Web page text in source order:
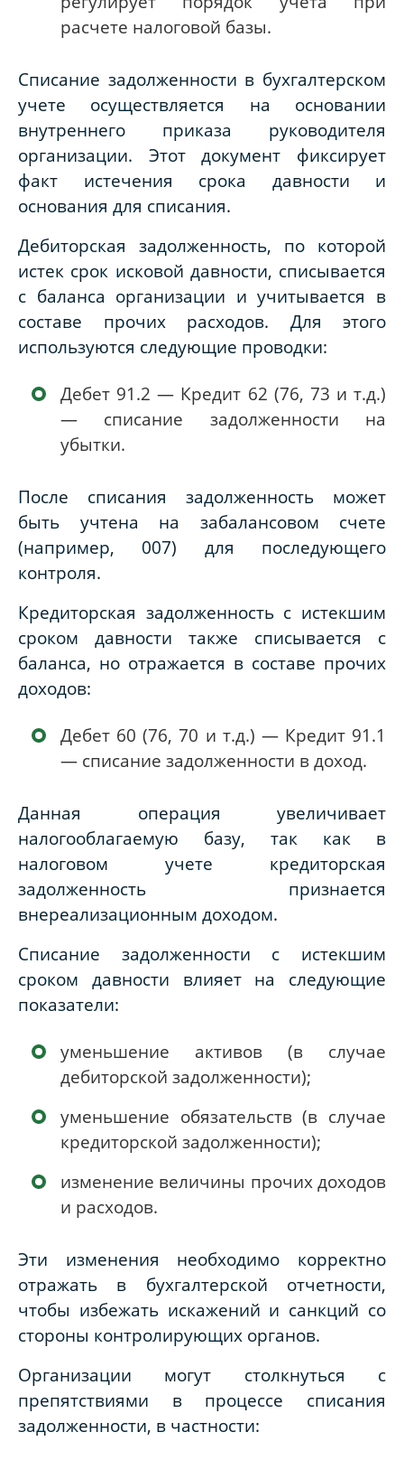
расчете налоговой базы.
Списание задолженности в бухгалтерском
учете осуществляется на основании
внутреннего приказа руководителя
организации. Этот документ фиксирует
факт истечения срока давности и
основания для списания.
Дебиторская задолженность, по которой
истек срок исковой давности, списывается
с баланса организации и учитывается в
составе прочих расходов. Для этого
используются следующие проводки:
Дебет 91.2 — Кредит 62 (76, 73 и т.д.)
— списание задолженности на
убытки.
После списания задолженность может
быть учтена на забалансовом счете
(например, 007) для последующего
контроля.
Кредиторская задолженность с истекшим
сроком давности также списывается с
баланса, но отражается в составе прочих
доходов:
Дебет 60 (76, 70 и т.д.) — Кредит 91.1
— списание задолженности в доход.
Данная операция увеличивает
налогооблагаемую базу, так как в
налоговом учете кредиторская
задолженность признается
внереализационным доходом.
Списание задолженности с истекшим
сроком давности влияет на следующие
показатели:
уменьшение активов (в случае
дебиторской задолженности);
уменьшение обязательств (в случае
кредиторской задолженности);
изменение величины прочих доходов
и расходов.
Эти изменения необходимо корректно
отражать в бухгалтерской отчетности,
чтобы избежать искажений и санкций со
стороны контролирующих органов.
Организации могут столкнуться с
препятствиями в процессе списания
задолженности, в частности: